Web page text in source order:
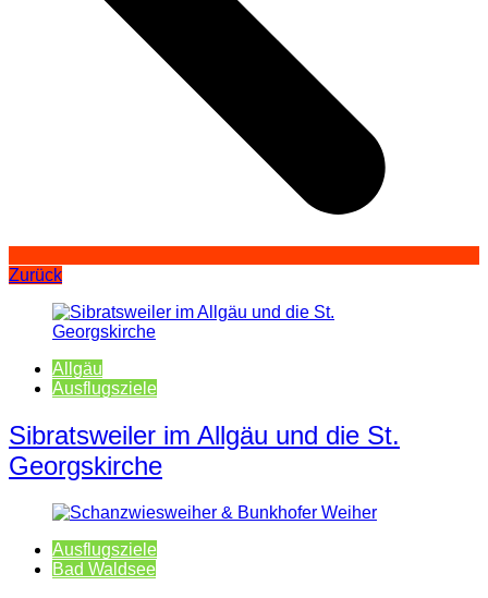
Zurück
Allgäu
Ausflugsziele
Sibratsweiler im Allgäu und die St.
Georgskirche
Ausflugsziele
Bad Waldsee